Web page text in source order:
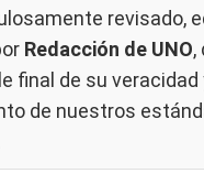
revisado,
Redacción de UNO,
final de su veracidad
de nuestros